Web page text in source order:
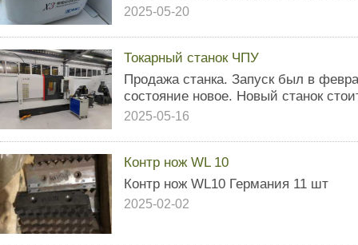
2025-05-20
Токарный станок ЧПУ
Продажа станка. Запуск был в
состояние новое. Новый станок
2025-05-16
Контр нож WL 10
Контр нож WL10 Германия 11 шт
2025-02-02